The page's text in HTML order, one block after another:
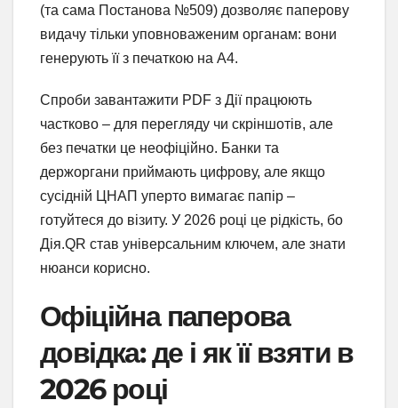
(та сама Постанова №509) дозволяє паперову
видачу тільки уповноваженим органам: вони
генерують її з печаткою на А4.
Спроби завантажити PDF з Дії працюють
частково – для перегляду чи скріншотів, але
без печатки це неофіційно. Банки та
держоргани приймають цифрову, але якщо
сусідній ЦНАП уперто вимагає папір –
готуйтеся до візиту. У 2026 році це рідкість, бо
Дія.QR став універсальним ключем, але знати
нюанси корисно.
Офіційна паперова
довідка: де і як її взяти в
2026 році